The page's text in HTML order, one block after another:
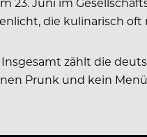
die kulinarisch oft
zählt die
Prunk und kein